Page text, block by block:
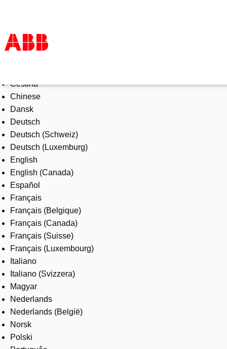
Products & Solutions
Industries
Services
About us
Where to buy
Contact us
Careers
Čeština
Chinese
Dansk
Deutsch
Deutsch (Schweiz)
Deutsch (Luxemburg)
English
English (Canada)
Español
Français
Français (Belgique)
Français (Canada)
Français (Suisse)
Français (Luxembourg)
Italiano
Italiano (Svizzera)
Magyar
Nederlands
Nederlands (België)
Norsk
Polski